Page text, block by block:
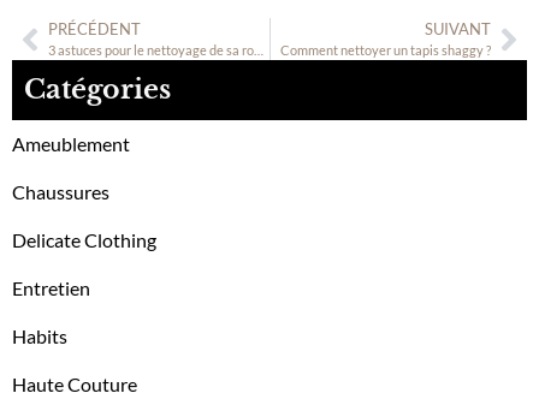
PRÉCÉDENT SUIVANT
Comment nettoyer un tapis shaggy ?
Catégories
Ameublement
Chaussures
Delicate Clothing
Entretien
Habits
Haute Couture